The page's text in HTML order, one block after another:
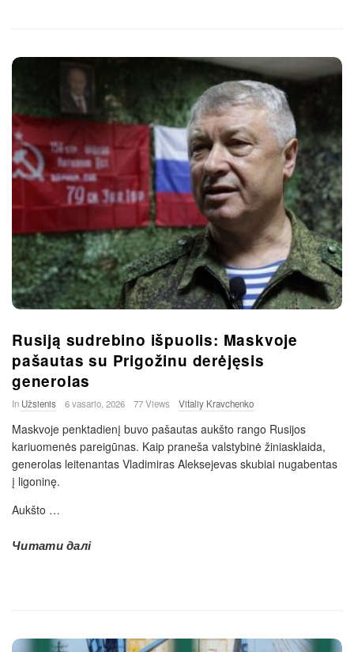
Rusiją sudrebino išpuolis: Maskvoje
pašautas su Prigožinu derėjęsis
generolas
In Užsienis 6 vasario, 2026 77 Views Vitaliy Kravchenko
Maskvoje penktadienį buvo pašautas aukšto rango Rusijos
kariuomenės pareigūnas. Kaip praneša valstybinė žiniasklaida,
generolas leitenantas Vladimiras Aleksejevas skubiai nugabentas
į ligoninę.
Aukšto …
Читати далі